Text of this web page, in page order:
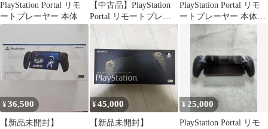
PlayStation Portal リモ
ートプレーヤー 本体
【中古品】PlayStation
Portal リモートプレー
ヤー CFIJ-18000 ホワイ
ト 〇YR-54566〇
PlayStation Portal リモ
ートプレーヤー 本体
¥36,500
【新品未開封】
¥45,000
【新品未開封】
¥25,000
PlayStation Portal リモ